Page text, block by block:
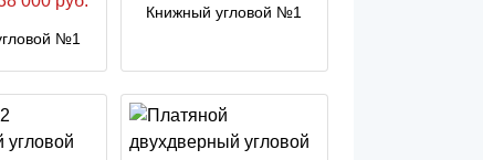
№1
Книжный угловой №1